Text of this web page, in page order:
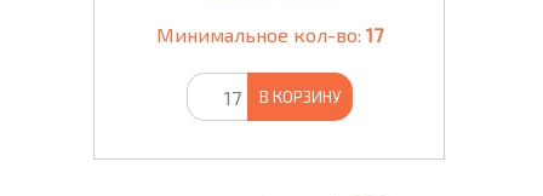
Минимальное кол-во: 17
В КОРЗИНУ